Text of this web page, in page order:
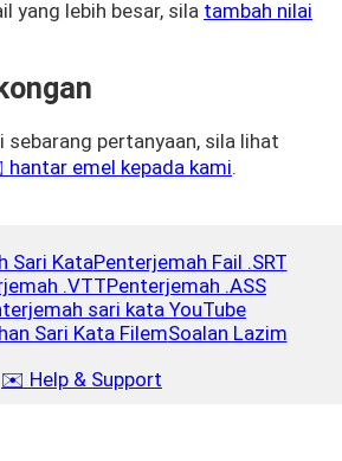
yang lebih besar, sila tambah nilai
sebarang pertanyaan, sila lihat
emel kepada kami.
Sari KataPenterjemah Fail .SRT
.VTTPenterjemah .ASS
sari kata YouTube
Sari Kata FilemSoalan Lazim
✉️ Help & Support